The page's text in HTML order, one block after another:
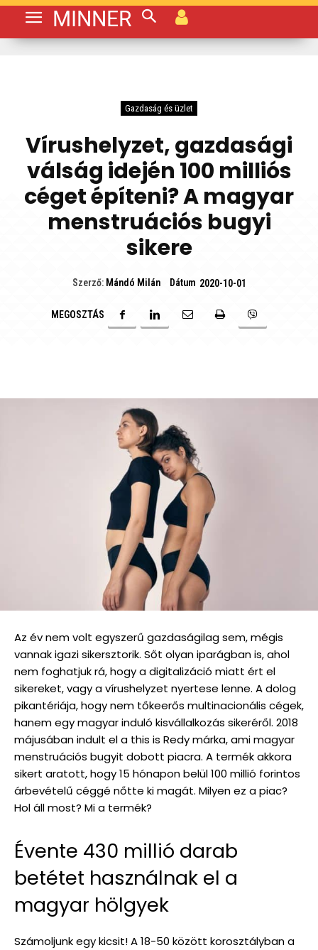
MINNER
Gazdaság és üzlet
Vírushelyzet, gazdasági
válság idején 100 milliós
céget építeni? A magyar
menstruációs bugyi
sikere
Szerző: Mándó Milán Dátum 2020-10-01
MEGOSZTÁS
Az év nem volt egyszerű gazdaságilag sem, mégis
vannak igazi sikersztorik. Sőt olyan iparágban is, ahol
nem foghatjuk rá, hogy a digitalizáció miatt ért el
sikereket, vagy a vírushelyzet nyertese lenne. A dolog
pikantériája, hogy nem tőkeerős multinacionális cégek,
hanem egy magyar induló kisvállalkozás sikeréről. 2018
májusában indult el a this is Redy márka, ami magyar
menstruációs bugyit dobott piacra. A termék akkora
sikert aratott, hogy 15 hónapon belül 100 millió forintos
árbevételű céggé nőtte ki magát. Milyen ez a piac?
Hol áll most? Mi a termék?
Évente 430 millió darab
betétet használnak el a
magyar hölgyek
Számoljunk egy kicsit! A 18-50 között korosztályban a